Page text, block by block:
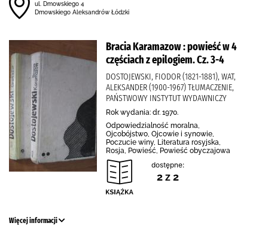
ul. Dmowskiego 4
Dmowskiego Aleksandrów Łódzki
Bracia Karamazow : powieść w 4
częściach z epilogiem. Cz. 3-4
DOSTOJEWSKI, FIODOR (1821-1881), WAT,
ALEKSANDER (1900-1967) TŁUMACZENIE,
PAŃSTWOWY INSTYTUT WYDAWNICZY
Rok wydania: dr. 1970.
Odpowiedzialność moralna,
Ojcobójstwo, Ojcowie i synowie,
Poczucie winy, Literatura rosyjska,
Rosja, Powieść, Powieść obyczajowa
dostępne:
2 z 2
Więcej informacji